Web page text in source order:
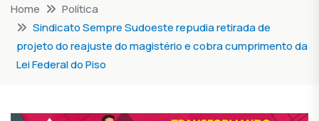
Home
Política
Sindicato Sempre Sudoeste repudia retirada de
projeto do reajuste do magistério e cobra cumprimento da
Lei Federal do Piso